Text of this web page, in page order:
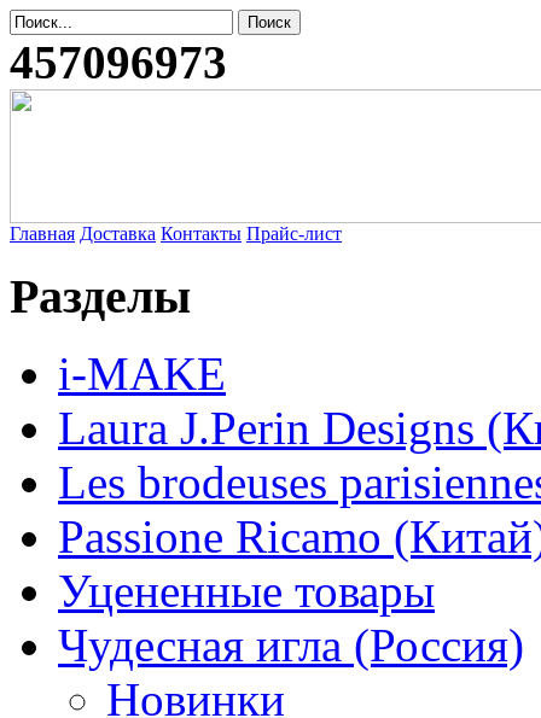
457096973
Главная Доставка Контакты Прайс-лист
Разделы
i-MAKE
Laura J.Perin Designs
Les brodeuses
Passione Ricamo
Уцененные товары
Чудесная игла (Россия)
Новинки